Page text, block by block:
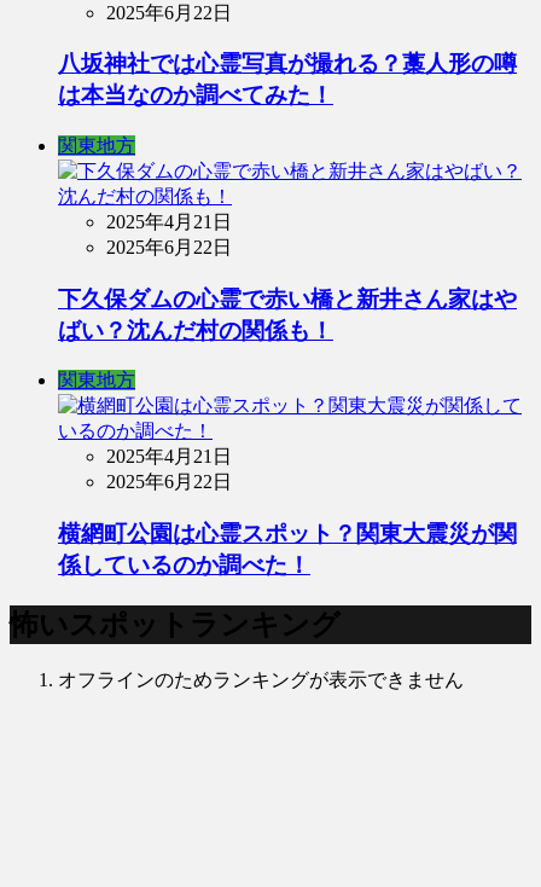
2025年6月22日
八坂神社では心霊写真が撮れる？藁人形の噂
は本当なのか調べてみた！
関東地方
2025年4月21日
2025年6月22日
下久保ダムの心霊で赤い橋と新井さん家はや
ばい？沈んだ村の関係も！
関東地方
2025年4月21日
2025年6月22日
横網町公園は心霊スポット？関東大震災が関
係しているのか調べた！
怖いスポットランキング
オフラインのためランキングが表示できません